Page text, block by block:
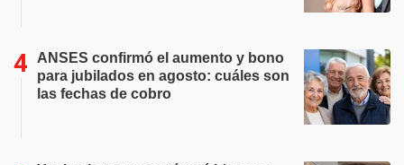
ANSES confirmó el aumento y bono
para jubilados en agosto: cuáles son
las fechas de cobro